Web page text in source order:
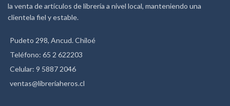
la venta de artículos de librería a nivel local, manteniendo una
clientela fiel y estable.
Pudeto 298, Ancud. Chiloé
Teléfono: 65 2 622203
Celular: 9 5887 2046
ventas@libreriaheros.cl